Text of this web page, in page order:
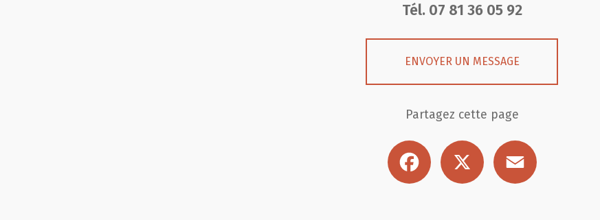
Tél. 07 81 36 05 92
ENVOYER UN MESSAGE
Partagez cette page
Facebook